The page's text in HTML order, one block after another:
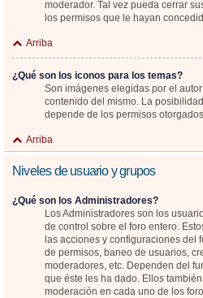
moderador. Tal vez pueda cerrar
los permisos que le hayan
Arriba
¿Qué son los iconos para los temas?
Son imágenes elegidas por el
contenido del mismo. La
depende de los permisos
Arriba
Niveles de usuario y grupos
¿Qué son los Administradores?
Los Administradores son los
de control sobre el foro entero.
las acciones y configuraciones del
de permisos, baneo de usuarios,
moderadores, etc. Dependen del
que éste les ha dado. Ellos
moderación en cada uno de los